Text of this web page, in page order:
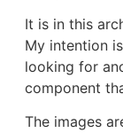
It is in this
My intention
looking for
component
The images